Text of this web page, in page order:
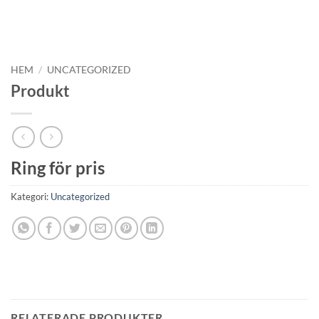
HEM / UNCATEGORIZED
Produkt
Ring för pris
Kategori: Uncategorized